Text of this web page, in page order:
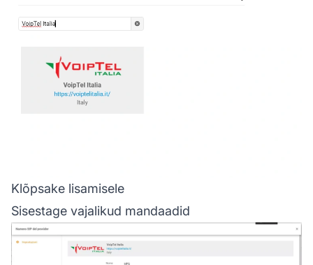
Klõpsake lisamisele
Sisestage vajalikud mandaadid